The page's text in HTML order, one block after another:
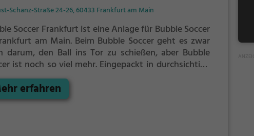
Schanz-Straße 24-26, 60433 Frankfurt am Main
Soccer Frankfurt ist eine Anlage für Bubble Soccer
am Main. Beim Bubble Soccer geht es zwar
darum, den Ball ins Tor zu schießen, aber Bubble
ist noch so viel mehr. Eingepackt in durchsichtige
könnt ihr rennen, hinfallen,
und euch komplett überschlagen -
ganz ohne euch wehzutun.
erfahren